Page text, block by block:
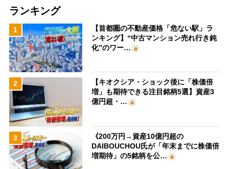
ランキング
1
【首都圏の不動産価格「危ない駅」ラ
ンキング】“中古マンション売れ行き鈍
化”のワー…
2
【キオクシア・ショック後に「株価倍
増」も期待できる注目銘柄5選】資産3
億円超・…
3
《200万円→資産10億円超の
DAIBOUCHOU氏が「年末までに株価倍
増期待」の5銘柄を公…